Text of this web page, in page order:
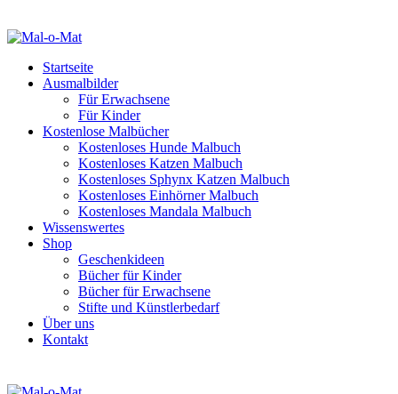
Startseite
Ausmalbilder
Für Erwachsene
Für Kinder
Kostenlose Malbücher
Kostenloses Hunde Malbuch
Kostenloses Katzen Malbuch
Kostenloses Sphynx Katzen Malbuch
Kostenloses Einhörner Malbuch
Kostenloses Mandala Malbuch
Wissenswertes
Shop
Geschenkideen
Bücher für Kinder
Bücher für Erwachsene
Stifte und Künstlerbedarf
Über uns
Kontakt